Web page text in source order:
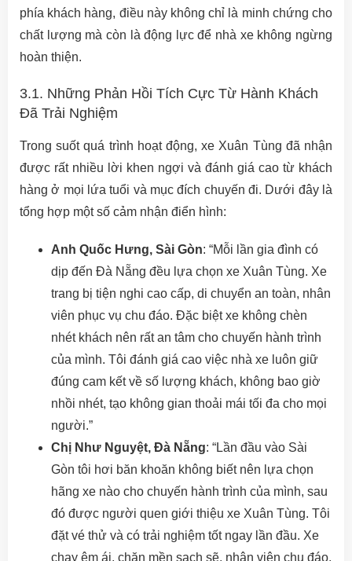
phía khách hàng, điều này không chỉ là minh chứng cho
chất lượng mà còn là động lực để nhà xe không ngừng
hoàn thiện.
3.1. Những Phản Hồi Tích Cực Từ Hành Khách
Đã Trải Nghiệm
Trong suốt quá trình hoạt động, xe Xuân Tùng đã nhận
được rất nhiều lời khen ngợi và đánh giá cao từ khách
hàng ở mọi lứa tuổi và mục đích chuyến đi. Dưới đây là
tổng hợp một số cảm nhận điển hình:
Anh Quốc Hưng, Sài Gòn: “Mỗi lần gia đình có
dịp đến Đà Nẵng đều lựa chọn xe Xuân Tùng. Xe
trang bị tiện nghi cao cấp, di chuyển an toàn, nhân
viên phục vụ chu đáo. Đặc biệt xe không chèn
nhét khách nên rất an tâm cho chuyến hành trình
của mình. Tôi đánh giá cao việc nhà xe luôn giữ
đúng cam kết về số lượng khách, không bao giờ
nhồi nhét, tạo không gian thoải mái tối đa cho mọi
người.”
Chị Như Nguyệt, Đà Nẵng: “Lần đầu vào Sài
Gòn tôi hơi băn khoăn không biết nên lựa chọn
hãng xe nào cho chuyến hành trình của mình, sau
đó được người quen giới thiệu xe Xuân Tùng. Tôi
đặt vé thử và có trải nghiệm tốt ngay lần đầu. Xe
chạy êm ái, chăn mền sạch sẽ, nhân viên chu đáo,